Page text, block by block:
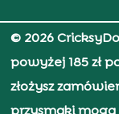
© 2026
powyżej 185 zł
złożysz
przysmaki